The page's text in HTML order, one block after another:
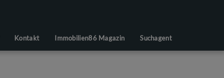
Kontakt Immobilien86 Magazin Suchagent